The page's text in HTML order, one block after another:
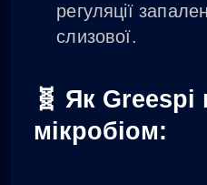
регуляції
слизової.
🧬 Як Greespi
мікробіом: